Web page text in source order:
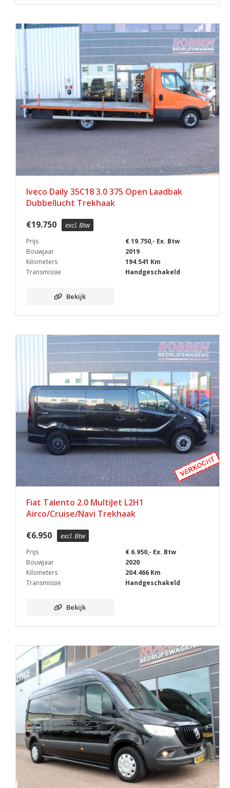
Iveco Daily 35C18 3.0 375 Open Laadbak
Dubbellucht Trekhaak
€19.750 excl. Btw
Prijs
€ 19.750,- Ex. Btw
Bouwjaar
2019
Kilometers
194.541 Km
Transmissie
Handgeschakeld
Bekijk
Fiat Talento 2.0 MultiJet L2H1
Airco/Cruise/Navi Trekhaak
€6.950 excl. Btw
Prijs
€ 6.950,- Ex. Btw
Bouwjaar
2020
Kilometers
204.466 Km
Transmissie
Handgeschakeld
Bekijk